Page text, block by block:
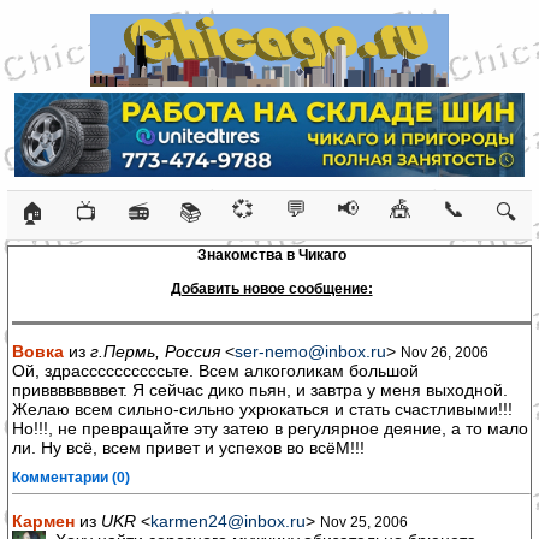
🏠 📺 📻 📚 💞 💬 📢 🎪 📞 🔍
Знакомства в Чикаго
Добавить новое сообщение:
Вовка из г.Пермь, Россия<ser-nemo@inbox.ru> Nov 26, 2006
Ой, здрассссссссссьте. Всем алкоголикам большой
приввввввввет. Я сейчас дико пьян, и завтра у меня выходной.
Желаю всем сильно-сильно ухрюкаться и стать счастливыми!!!
Но!!!, не превращайте эту затею в регулярное деяние, а то мало
ли. Ну всё, всем привет и успехов во всёМ!!!
Комментарии (0)
Кармен из UKR <karmen24@inbox.ru> Nov 25, 2006